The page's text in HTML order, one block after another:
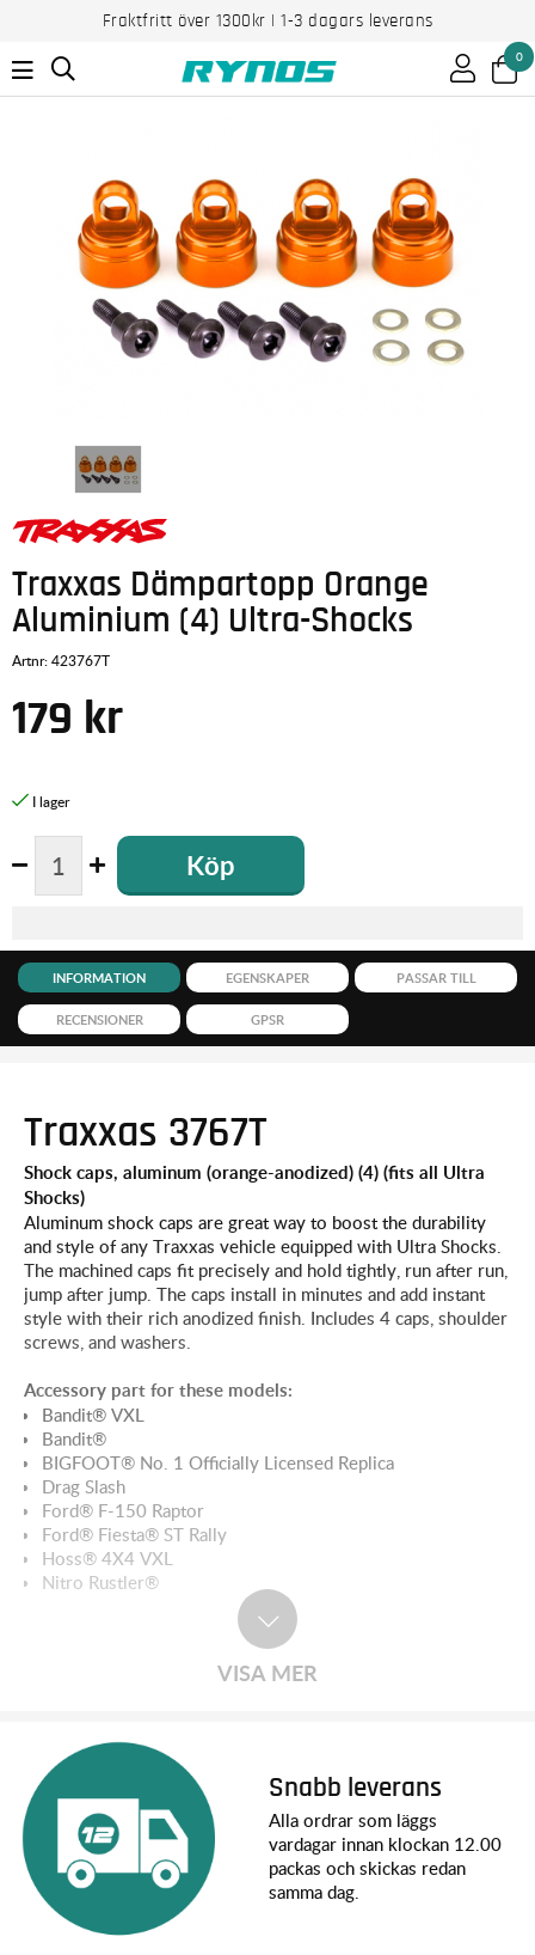
Fraktfritt över 1300kr | 1-3 dagars leverans
0
Traxxas Dämpartopp Orange
Aluminium (4) Ultra-Shocks
Artnr:423767T
179 kr
Köp
INFORMATION EGENSKAPER PASSAR TILL
RECENSIONER GPSR
Traxxas 3767T
Shock caps, aluminum (orange-anodized) (4) (fits all Ultra
Shocks)
Aluminum shock caps are great way to boost the durability
and style of any Traxxas vehicle equipped with Ultra Shocks.
The machined caps fit precisely and hold tightly, run after run,
jump after jump. The caps install in minutes and add instant
style with their rich anodized finish. Includes 4 caps, shoulder
screws, and washers.
Accessory part for these models:
Bandit® VXL
Bandit®
BIGFOOT® No. 1 Officially Licensed Replica
Drag Slash
Ford® F-150 Raptor
Ford® Fiesta® ST Rally
Hoss® 4X4 VXL
Nitro Rustler®
Slash 4X4 VXL
Slash 4X4
Slash VXL
Slash
Stampede® 4X4 Unassembled Kit
Stampede® 4X4 VXL
Stampede® 4X4
Stampede® VXL
Stampede®
VISA MER
Snabb leverans
Alla ordrar som läggs
vardagar innan klockan 12.00
packas och skickas redan
samma dag.